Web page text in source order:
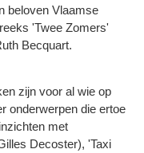
beloven Vlaamse
'Twee Zomers'
Becquart.
zijn voor al wie op
onderwerpen die ertoe
met
Decoster), 'Taxi